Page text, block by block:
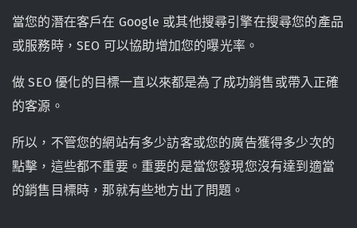
當您的潛在客戶在 Google 或其他搜尋引擎在搜尋您的產品
或服務時，SEO 可以協助增加您的曝光率。
做 SEO 優化的目標一直以來都是為了成功銷售或帶入正確
的客源。
所以，不管您的網站有多少訪客或您的廣告獲得多少次的
點擊，這些都不重要。重要的是當您發現您沒有達到適當
的銷售目標時，那就有些地方出了問題。